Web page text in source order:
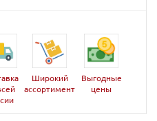
Широкий
ассортимент
Выгодные
цены